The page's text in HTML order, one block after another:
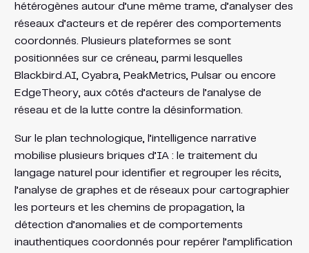
hétérogènes autour d’une même trame, d’analyser des
réseaux d’acteurs et de repérer des comportements
coordonnés. Plusieurs plateformes se sont
positionnées sur ce créneau, parmi lesquelles
Blackbird.AI, Cyabra, PeakMetrics, Pulsar ou encore
EdgeTheory, aux côtés d’acteurs de l’analyse de
réseau et de la lutte contre la désinformation.
Sur le plan technologique, l’intelligence narrative
mobilise plusieurs briques d’IA : le traitement du
langage naturel pour identifier et regrouper les récits,
l’analyse de graphes et de réseaux pour cartographier
les porteurs et les chemins de propagation, la
détection d’anomalies et de comportements
inauthentiques coordonnés pour repérer l’amplification